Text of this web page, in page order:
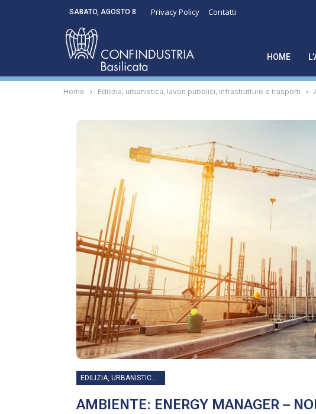
SABATO, AGOSTO 8 Privacy Policy Contatti
HOME
Home Edilizia, urbanistica, lavori pubblici, infrastrutture e trasporti
EDILIZIA, URBANISTICA, LAVORI PUBBLICI, INFRASTRUTTURE E TRASPORTI
AMBIENTE: ENERGY MANAGER –